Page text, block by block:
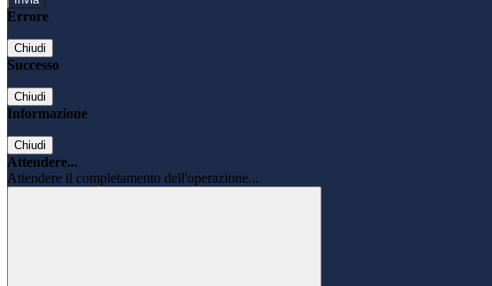
Errore
Chiudi
Successo
Chiudi
Informazione
Chiudi
Attendere...
Attendere il completamento dell'operazione...